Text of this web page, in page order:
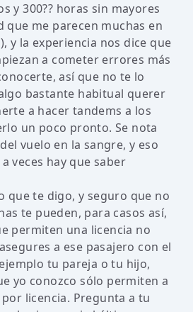
y 300?? horas sin mayores
que me parecen muchas en
y la experiencia nos dice que
a cometer errores más
así que no te lo
bastante habitual querer
a hacer tandems a los
un poco pronto. Se nota
vuelo en la sangre, y eso
veces hay que saber
que te digo, y seguro que no
te pueden, para casos así,
permiten una licencia no
a ese pasajero con el
tu pareja o tu hijo,
yo conozco sólo permiten a
licencia. Pregunta a tu